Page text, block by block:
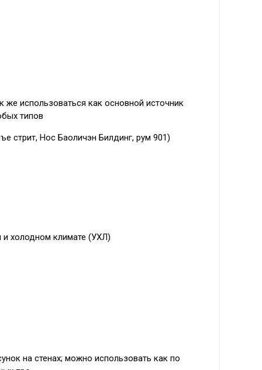
использоваться как основной источник
типов
стрит, Нос Баоличэн Билдинг, рум 901)
и холодном климате (УХЛ)
на стенах; можно использовать как по